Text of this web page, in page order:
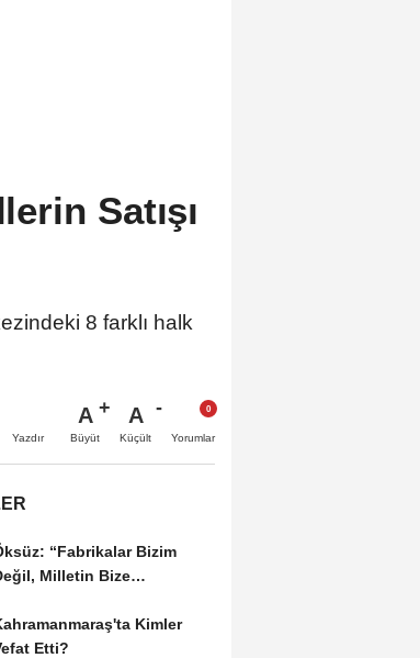
Satışı
8 farklı halk
Yazdır
A
Büyüt
A
Küçült Yorumlar
“Fabrikalar Bizim
Milletin Bize
Kimler
Etti?